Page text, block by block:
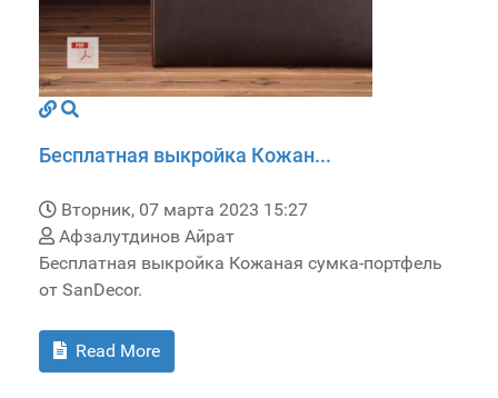
Бесплатная выкройка Кожан...
Вторник, 07 марта 2023 15:27
Афзалутдинов Айрат
Бесплатная выкройка Кожаная сумка-портфель
от SanDecor.
Read More